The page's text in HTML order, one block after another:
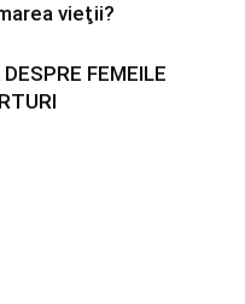
vieţii?
FEMEILE